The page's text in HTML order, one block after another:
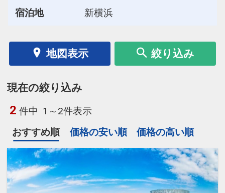
宿泊地
新横浜
地図表示 絞り込み
現在の絞り込み
2 件中 1～2件表示
おすすめ順
価格の安い順 価格の高い順